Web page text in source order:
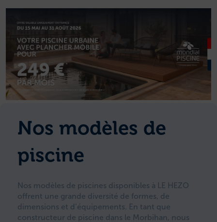
Nos modèles de
piscine
Nos modèles de piscines disponibles à LE HEZO
offrent une grande diversité de formes, de
dimensions et d’équipements. En tant que
constructeur de piscine dans le Morbihan, nous